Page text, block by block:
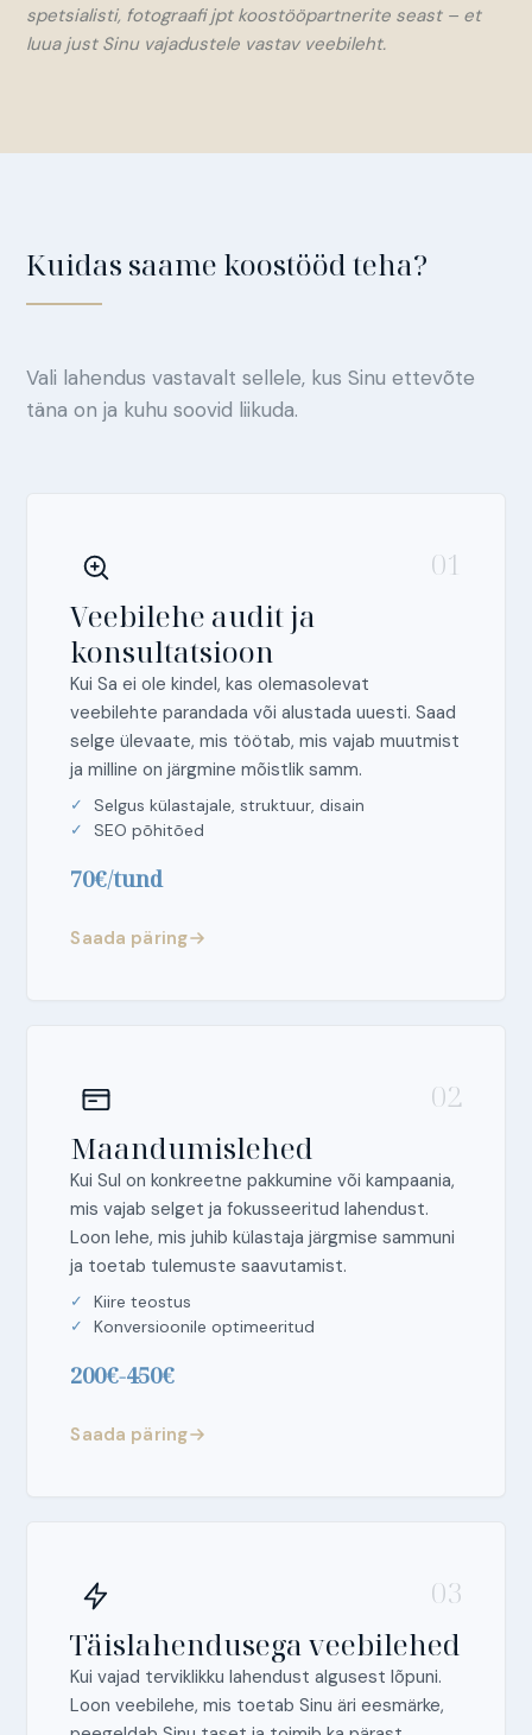
spetsialisti, fotograafi jpt koostööpartnerite seast – et
luua just Sinu vajadustele vastav veebileht.
Kuidas saame koostööd teha?
Vali lahendus vastavalt sellele, kus Sinu ettevõte
täna on ja kuhu soovid liikuda.
01
Veebilehe audit ja
konsultatsioon
Kui Sa ei ole kindel, kas olemasolevat
veebilehte parandada või alustada uuesti. Saad
selge ülevaate, mis töötab, mis vajab muutmist
ja milline on järgmine mõistlik samm.
Selgus külastajale, struktuur, disain
SEO põhitõed
70€/tund
Saada päring
02
Maandumislehed
Kui Sul on konkreetne pakkumine või kampaania,
mis vajab selget ja fokusseeritud lahendust.
Loon lehe, mis juhib külastaja järgmise sammuni
ja toetab tulemuste saavutamist.
Kiire teostus
Konversioonile optimeeritud
200€-450€
Saada päring
03
Täislahendusega veebilehed
Kui vajad terviklikku lahendust algusest lõpuni.
Loon veebilehe, mis toetab Sinu äri eesmärke,